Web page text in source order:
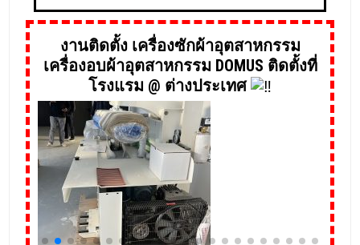
งานติดตั้ง เครื่องซักผ้าอุตสาหกรรม
เครื่องอบผ้าอุตสาหกรรม DOMUS ติดตั้งที่
โรงแรม @ ต่างประเทศ